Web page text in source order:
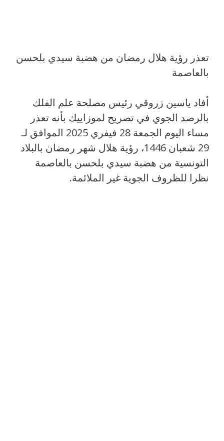
تعذر رؤية هلال رمضان من هضبة سيدي بلحسن
بالعاصمة
أفاد ياسين زروقي رئيس مصلحة علم الفلك
بالرصد الجوي في تصريح لموزاييك بأنه تعذر
مساء اليوم الجمعة 28 فيفري 2025 الموافق لـ
29 شعبان 1446، رؤية هلال شهر رمضان بالبلاد
التونسية من هضبة سيدي بلحسن بالعاصمة
نظرا للظروف الجوية غير الملائمة.